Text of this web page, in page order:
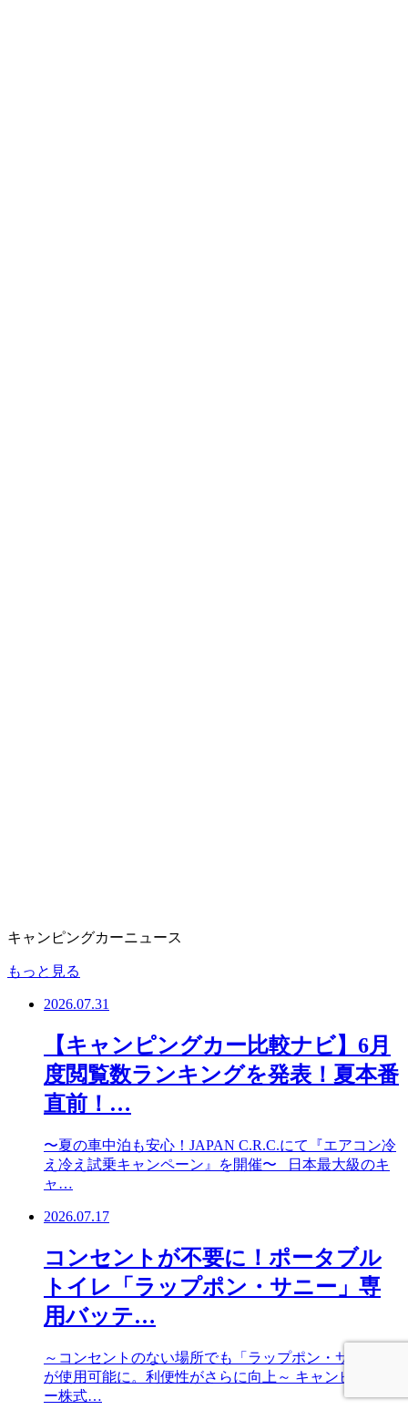
キャンピングカーニュース
もっと見る
2026.07.31
【キャンピングカー比較ナビ】6月
度閲覧数ランキングを発表！夏本番
直前！…
〜夏の車中泊も安心！JAPAN C.R.C.にて『エアコン冷
え冷え試乗キャンペーン』を開催〜 日本最大級のキ
ャ…
2026.07.17
コンセントが不要に！ポータブル
トイレ「ラップポン・サニー」専
用バッテ…
～コンセントのない場所でも「ラップポン・サニー」
が使用可能に。利便性がさらに向上～ キャンピングカ
ー株式…